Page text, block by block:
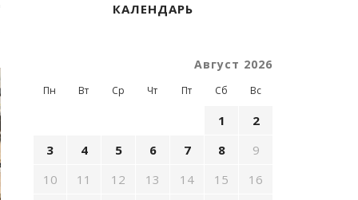
КАЛЕНДАРЬ
Август 2026
Пн Вт Ср Чт Пт Сб Вс
1
2
3
4 5 6 7 8
9
10
11 12 13 14 15
16